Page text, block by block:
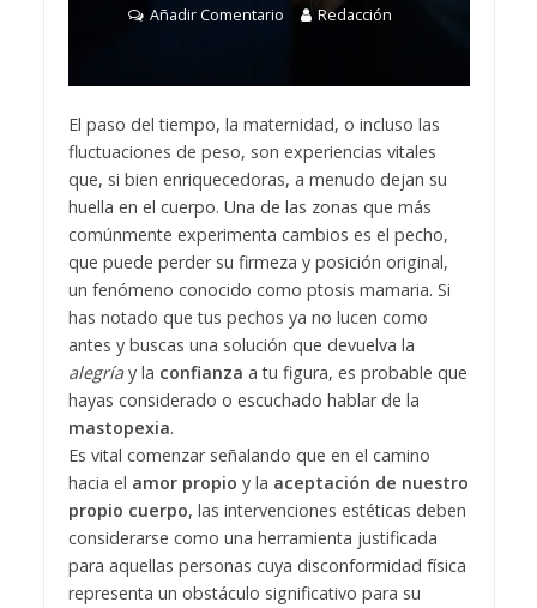
Añadir Comentario Redacción
El paso del tiempo, la maternidad, o incluso las
fluctuaciones de peso, son experiencias vitales
que, si bien enriquecedoras, a menudo dejan su
huella en el cuerpo. Una de las zonas que más
comúnmente experimenta cambios es el pecho,
que puede perder su firmeza y posición original,
un fenómeno conocido como ptosis mamaria. Si
has notado que tus pechos ya no lucen como
antes y buscas una solución que devuelva la
alegríay la confianza a tu figura, es probable que
hayas considerado o escuchado hablar de la
mastopexia.
Es vital comenzar señalando que en el camino
hacia el amor propio y la aceptación de nuestro
propio cuerpo, las intervenciones estéticas deben
considerarse como una herramienta justificada
para aquellas personas cuya disconformidad física
representa un obstáculo significativo para su